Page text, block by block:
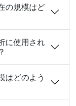
の規模はど
に使用され
はどのよう